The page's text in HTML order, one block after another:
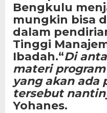
Bengkulu
mungkin bisa
dalam
Tinggi
Ibadah.“Di
materi
yang akan ada
tersebut
Yohanes.